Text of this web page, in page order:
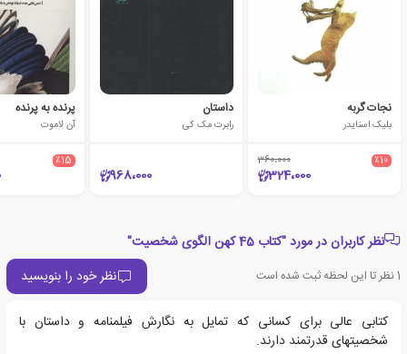
نجات گربه
بلیک اسنایدر
٪10 360،000
324،000
داستان
رابرت مک کی
968،000
پرنده به پرنده
آن لاموت
٪15
نظر کاربران در مورد "کتاب 45 کهن الگوی شخصیت"
1نظر تا این لحظه ثبت شده است نظر خود را بنویسید
کتابی عالی برای کسانی که تمایل به نگارش فیلمنامه و داستان با
شخصیتهای قدرتمند دارند.